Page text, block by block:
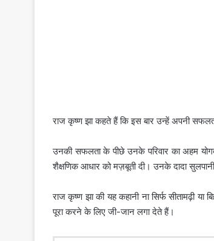
राज कृष्ण झा कहते हैं कि इस बार उन्हें अपनी
उनकी सफलता के पीछे उनके परिवार का अहम
शैक्षणिक आधार को मज़बूती दी। उनके दादा
राज कृष्ण झा की यह कहानी ना सिर्फ सीतामढ़ी
पूरा करने के लिए जी-जान लगा देते हैं।